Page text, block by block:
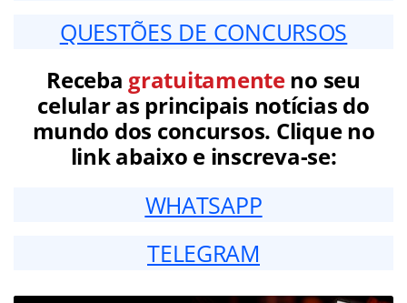
QUESTÕES DE CONCURSOS
Receba gratuitamenteno seu
celular as principais notícias do
mundo dos concursos. Clique no
link abaixo e inscreva-se:
WHATSAPP
TELEGRAM